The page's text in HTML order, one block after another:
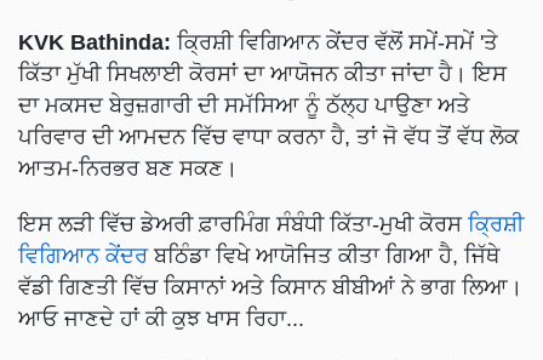
KVK Bathinda: ਕ੍ਰਿਸ਼ੀ ਵਿਗਿਆਨ ਕੇਂਦਰ ਵੱਲੋਂ ਸਮੇਂ-ਸਮੇਂ 'ਤੇ
ਕਿੱਤਾ ਮੁੱਖੀ ਸਿਖਲਾਈ ਕੋਰਸਾਂ ਦਾ ਆਯੋਜਨ ਕੀਤਾ ਜਾਂਦਾ ਹੈ। ਇਸ
ਦਾ ਮਕਸਦ ਬੇਰੁਜ਼ਗਾਰੀ ਦੀ ਸਮੱਸਿਆ ਨੂੰ ਠੱਲ੍ਹ ਪਾਉਣਾ ਅਤੇ
ਪਰਿਵਾਰ ਦੀ ਆਮਦਨ ਵਿੱਚ ਵਾਧਾ ਕਰਨਾ ਹੈ, ਤਾਂ ਜੋ ਵੱਧ ਤੋਂ ਵੱਧ ਲੋਕ
ਆਤਮ-ਨਿਰਭਰ ਬਣ ਸਕਣ।
ਇਸ ਲੜੀ ਵਿੱਚ ਡੇਅਰੀ ਫ਼ਾਰਮਿੰਗ ਸੰਬੰਧੀ ਕਿੱਤਾ-ਮੁਖੀ ਕੋਰਸ ਕ੍ਰਿਸ਼ੀ
ਵਿਗਿਆਨ ਕੇਂਦਰਬਠਿੰਡਾ ਵਿਖੇ ਆਯੋਜਿਤ ਕੀਤਾ ਗਿਆ ਹੈ, ਜਿੱਥੇ
ਵੱਡੀ ਗਿਣਤੀ ਵਿੱਚ ਕਿਸਾਨਾਂ ਅਤੇ ਕਿਸਾਨ ਬੀਬੀਆਂ ਨੇ ਭਾਗ ਲਿਆ।
ਆਓ ਜਾਣਦੇ ਹਾਂ ਕੀ ਕੁਝ ਖਾਸ ਰਿਹਾ...